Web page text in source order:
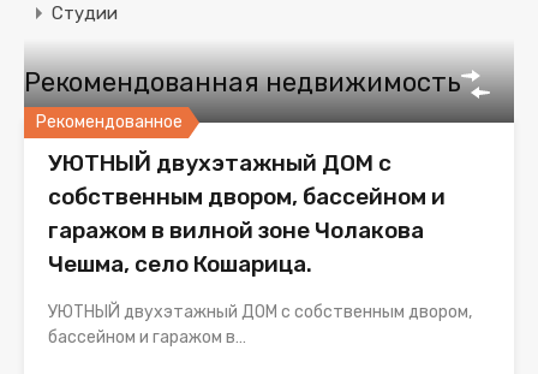
Студии
Рекомендованная недвижимость
Рекомендованное
УЮТНЫЙ двухэтажный ДОМ с
собственным двором, бассейном и
гаражом в вилной зоне Чолакова
Чешма, село Кошарица.
УЮТНЫЙ двухэтажный ДОМ с собственным двором,
бассейном и гаражом в…